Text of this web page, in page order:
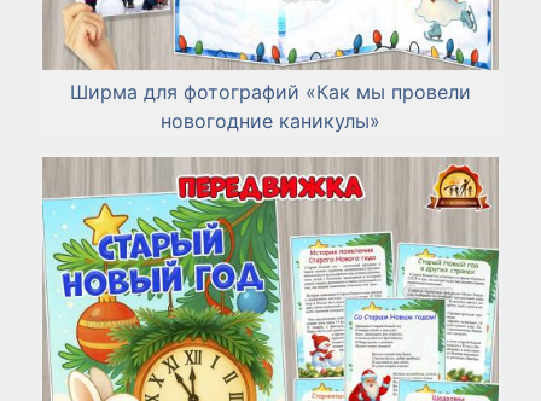
Ширма для фотографий «Как мы провели
новогодние каникулы»